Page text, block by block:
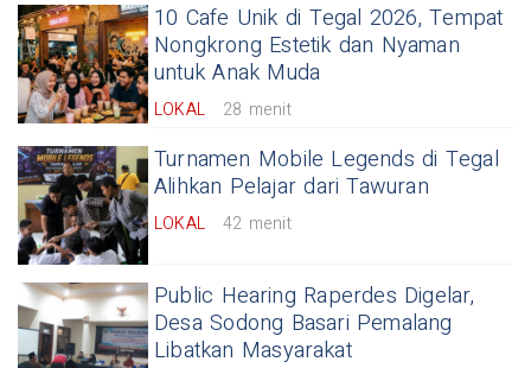
10 Cafe Unik di Tegal 2026, Tempat
Nongkrong Estetik dan Nyaman
untuk Anak Muda
LOKAL 28 menit
Turnamen Mobile Legends di Tegal
Alihkan Pelajar dari Tawuran
LOKAL 42 menit
Public Hearing Raperdes Digelar,
Desa Sodong Basari Pemalang
Libatkan Masyarakat